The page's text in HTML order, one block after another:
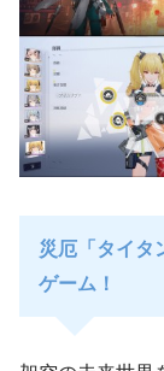
災厄「タイタ
ゲーム！